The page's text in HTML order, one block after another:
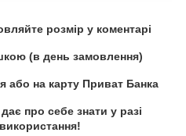
розмір у коментарі
(в день замовлення)
або на карту Приват Банка
про себе знати у разі